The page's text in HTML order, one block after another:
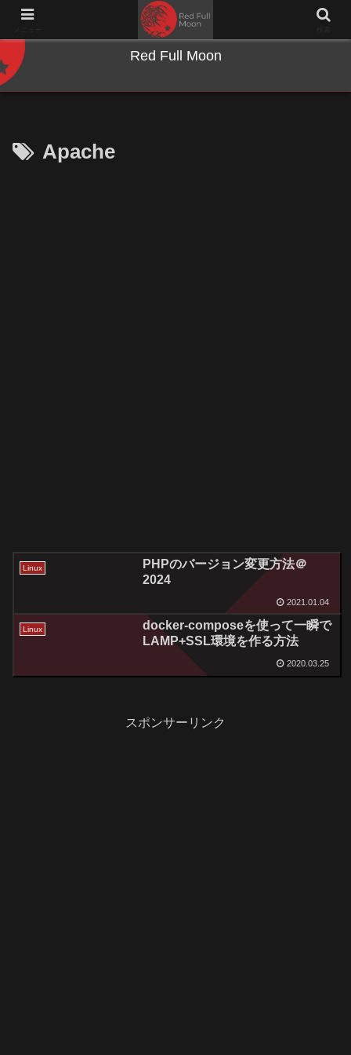
NWとキーボードのジャンク沼に沈む夜
Red Full Moon
Apache
Linux
PHPのバージョン変更方法＠
2024
2021.01.04
Linux
docker-composeを使って一瞬で
LAMP+SSL環境を作る方法
2020.03.25
スポンサーリンク